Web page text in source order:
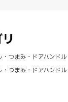
・つまみ・ドアハンドル
・つまみ・ドアハンドル